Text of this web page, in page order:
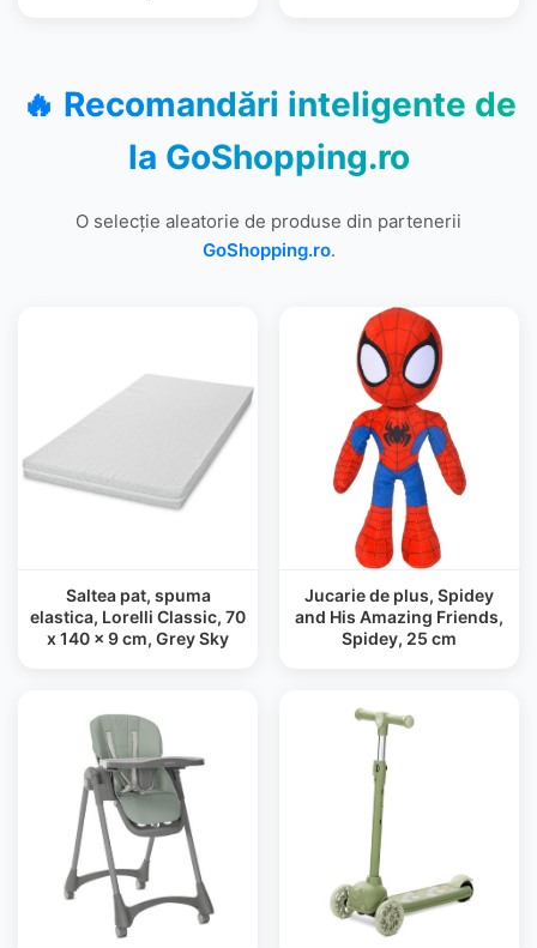
🔥 Recomandări inteligente de
la GoShopping.ro
O selecție aleatorie de produse din partenerii
GoShopping.ro.
Saltea pat, spuma
elastica, Lorelli Classic, 70
x 140 x 9 cm, Grey Sky
Jucarie de plus, Spidey
and His Amazing Friends,
Spidey, 25 cm